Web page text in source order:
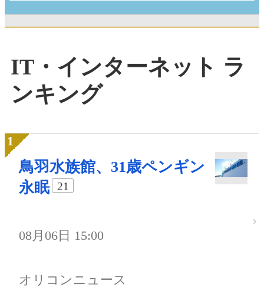
IT・インターネット ラ
ンキング
鳥羽水族館、31歳ペンギン
永眠
21
08月06日 15:00
オリコンニュース